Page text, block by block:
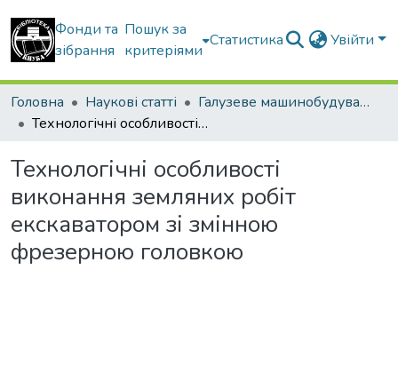
Фонди та
зібрання
Пошук за
критеріями
Статистика Увійти
Головна Наукові статті
Галузеве машинобудування
Технологічні особливості виконання земляних робіт екскаватором зі змінною фрезерною головкою
Технологічні особливості
виконання земляних робіт
екскаватором зі змінною
фрезерною головкою